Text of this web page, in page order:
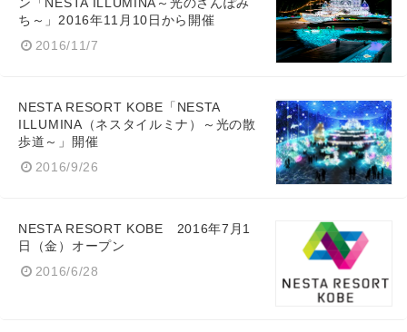
ン「NESTA ILLUMINA～光のさんぽみ
ち～」2016年11月10日から開催
2016/11/7
NESTA RESORT KOBE「NESTA
ILLUMINA（ネスタイルミナ）～光の散
歩道～」開催
2016/9/26
NESTA RESORT KOBE 2016年7月1
日（金）オープン
2016/6/28